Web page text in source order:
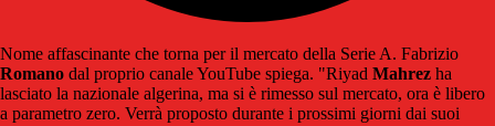
Nome affascinante che torna per il mercato della Serie A. Fabrizio
Romano dal proprio canale YouTube spiega. "Riyad Mahrez ha
lasciato la nazionale algerina, ma si è rimesso sul mercato, ora è libero
a parametro zero. Verrà proposto durante i prossimi giorni dai suoi